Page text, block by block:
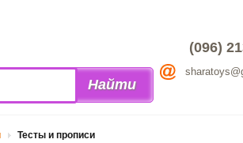
(096)
Тесты и прописи